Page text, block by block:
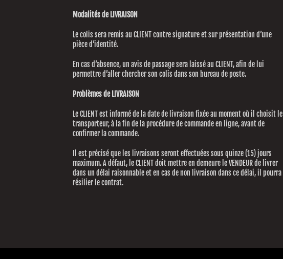
Modalités de LIVRAISON
Le colis sera remis au CLIENT contre signature et sur présentation d’une
pièce d’identité.
En cas d’absence, un avis de passage sera laissé au CLIENT, afin de lui
permettre d’aller chercher son colis dans son bureau de poste.
Problèmes de LIVRAISON
Le CLIENT est informé de la date de livraison fixée au moment où il choisit le
transporteur, à la fin de la procédure de commande en ligne, avant de
confirmer la commande.
Il est précisé que les livraisons seront effectuées sous quinze (15) jours
maximum. A défaut, le CLIENT doit mettre en demeure le VENDEUR de livrer
dans un délai raisonnable et en cas de non livraison dans ce délai, il pourra
résilier le contrat.